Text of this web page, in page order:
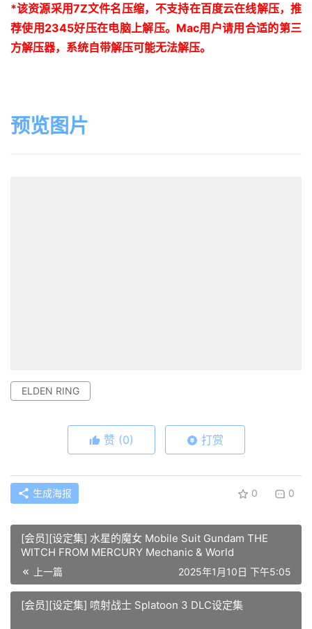
*该资源采用7Z文件名压缩，不支持在百度云在线解压，推
荐使用2345好压在电脑上解压。 Mac用户请用合适的第三
方解压器，系统自带解压可能无法解压。
预览图片
ELDEN RING
赞 (0) 打赏
生成海报 0 0
[会员][设定集] 水星的魔女 Mobile Suit Gundam THE
WITCH FROM MERCURY Mechanic & World
上一篇 2025年1月10日 下午5:05
[会员][设定集] 喷射战士 Splatoon 3 DLC设定集